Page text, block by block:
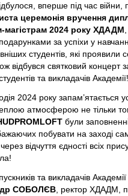
вперше під час війни,
церемонія вручення
магістрам 2024 року ХДАДМ
за успіхи у
студентів, які проявили
відбувся святковий концерт
та викладачів Академії!
2024 року запам’ятається
атмосферою не тільки
були
побувати на заході
відчуття єдності всіх
та викладачів
СОБОЛЄВ, ректор ХДАДМ,